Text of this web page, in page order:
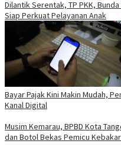
Dilantik Serentak, TP PKK,
Siap Perkuat Pelayanan Anak
Bayar Pajak Kini Makin Mudah,
Kanal Digital
Musim Kemarau, BPBD Kota
dan Botol Bekas Pemicu